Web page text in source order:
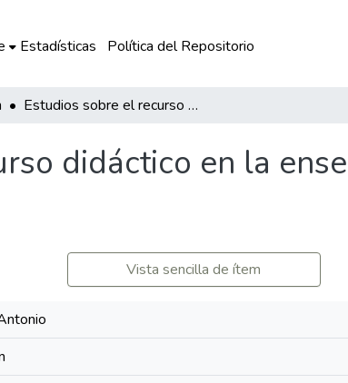
Estadísticas Política del Repositorio
Estudios sobre el recurso didáctico en la enseñanza del inglés: análisis y reflexiones
didáctico en la
Vista sencilla de ítem